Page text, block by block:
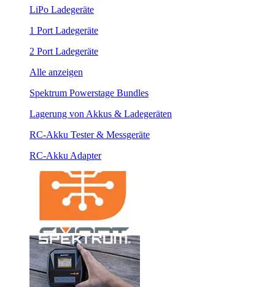
LiPo Ladegeräte
1 Port Ladegeräte
2 Port Ladegeräte
Alle anzeigen
Spektrum Powerstage Bundles
Lagerung von Akkus & Ladegeräten
RC-Akku Tester & Messgeräte
RC-Akku Adapter